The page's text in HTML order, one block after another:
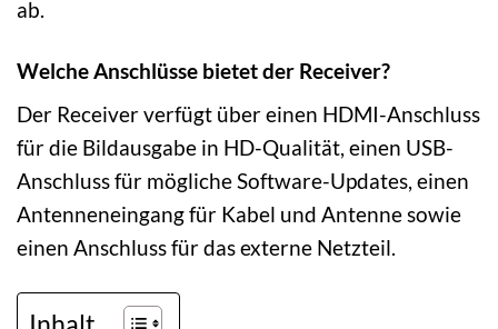
ab.
Welche Anschlüsse bietet der Receiver?
Der Receiver verfügt über einen HDMI-Anschluss
für die Bildausgabe in HD-Qualität, einen USB-
Anschluss für mögliche Software-Updates, einen
Antenneneingang für Kabel und Antenne sowie
einen Anschluss für das externe Netzteil.